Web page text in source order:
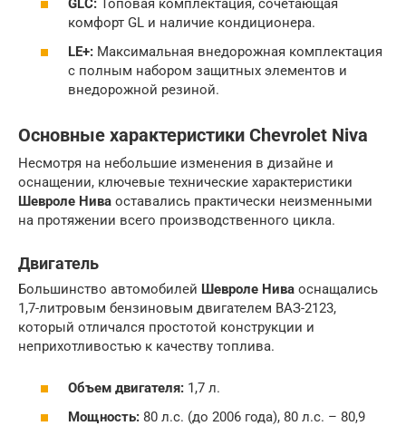
GLC: Топовая комплектация, сочетающая
комфорт GL и наличие кондиционера.
LE+: Максимальная внедорожная комплектация
с полным набором защитных элементов и
внедорожной резиной.
Основные характеристики Chevrolet Niva
Несмотря на небольшие изменения в дизайне и
оснащении, ключевые технические характеристики
Шевроле Нива оставались практически неизменными
на протяжении всего производственного цикла.
Двигатель
Большинство автомобилей Шевроле Нива оснащались
1,7-литровым бензиновым двигателем ВАЗ-2123,
который отличался простотой конструкции и
неприхотливостью к качеству топлива.
Объем двигателя: 1,7 л.
Мощность: 80 л.с. (до 2006 года), 80 л.с. – 80,9